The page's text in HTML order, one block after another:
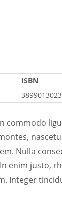
ISBN
3899013023
commodo
Nulla
enim justo,
Integer